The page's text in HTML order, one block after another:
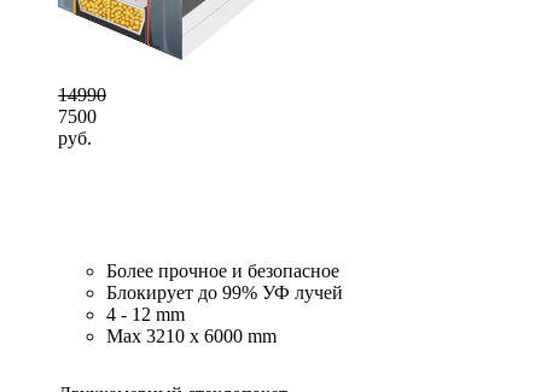
14990
7500
руб.
Более прочное и безопасное
Блокирует до 99% УФ лучей
4 - 12 mm
Max 3210 x 6000 mm